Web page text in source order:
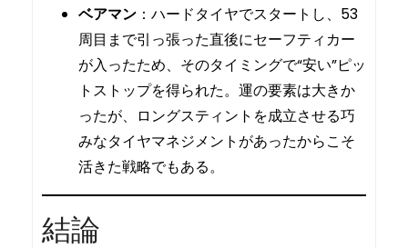
ベアマン ：ハードタイヤでスタートし、53
周目まで引っ張った直後にセーフティカー
が入ったため、そのタイミングで“安い”ピッ
トストップを得られた。運の要素は大きか
ったが、ロングスティントを成立させる巧
みなタイヤマネジメントがあったからこそ
活きた戦略でもある。
結論